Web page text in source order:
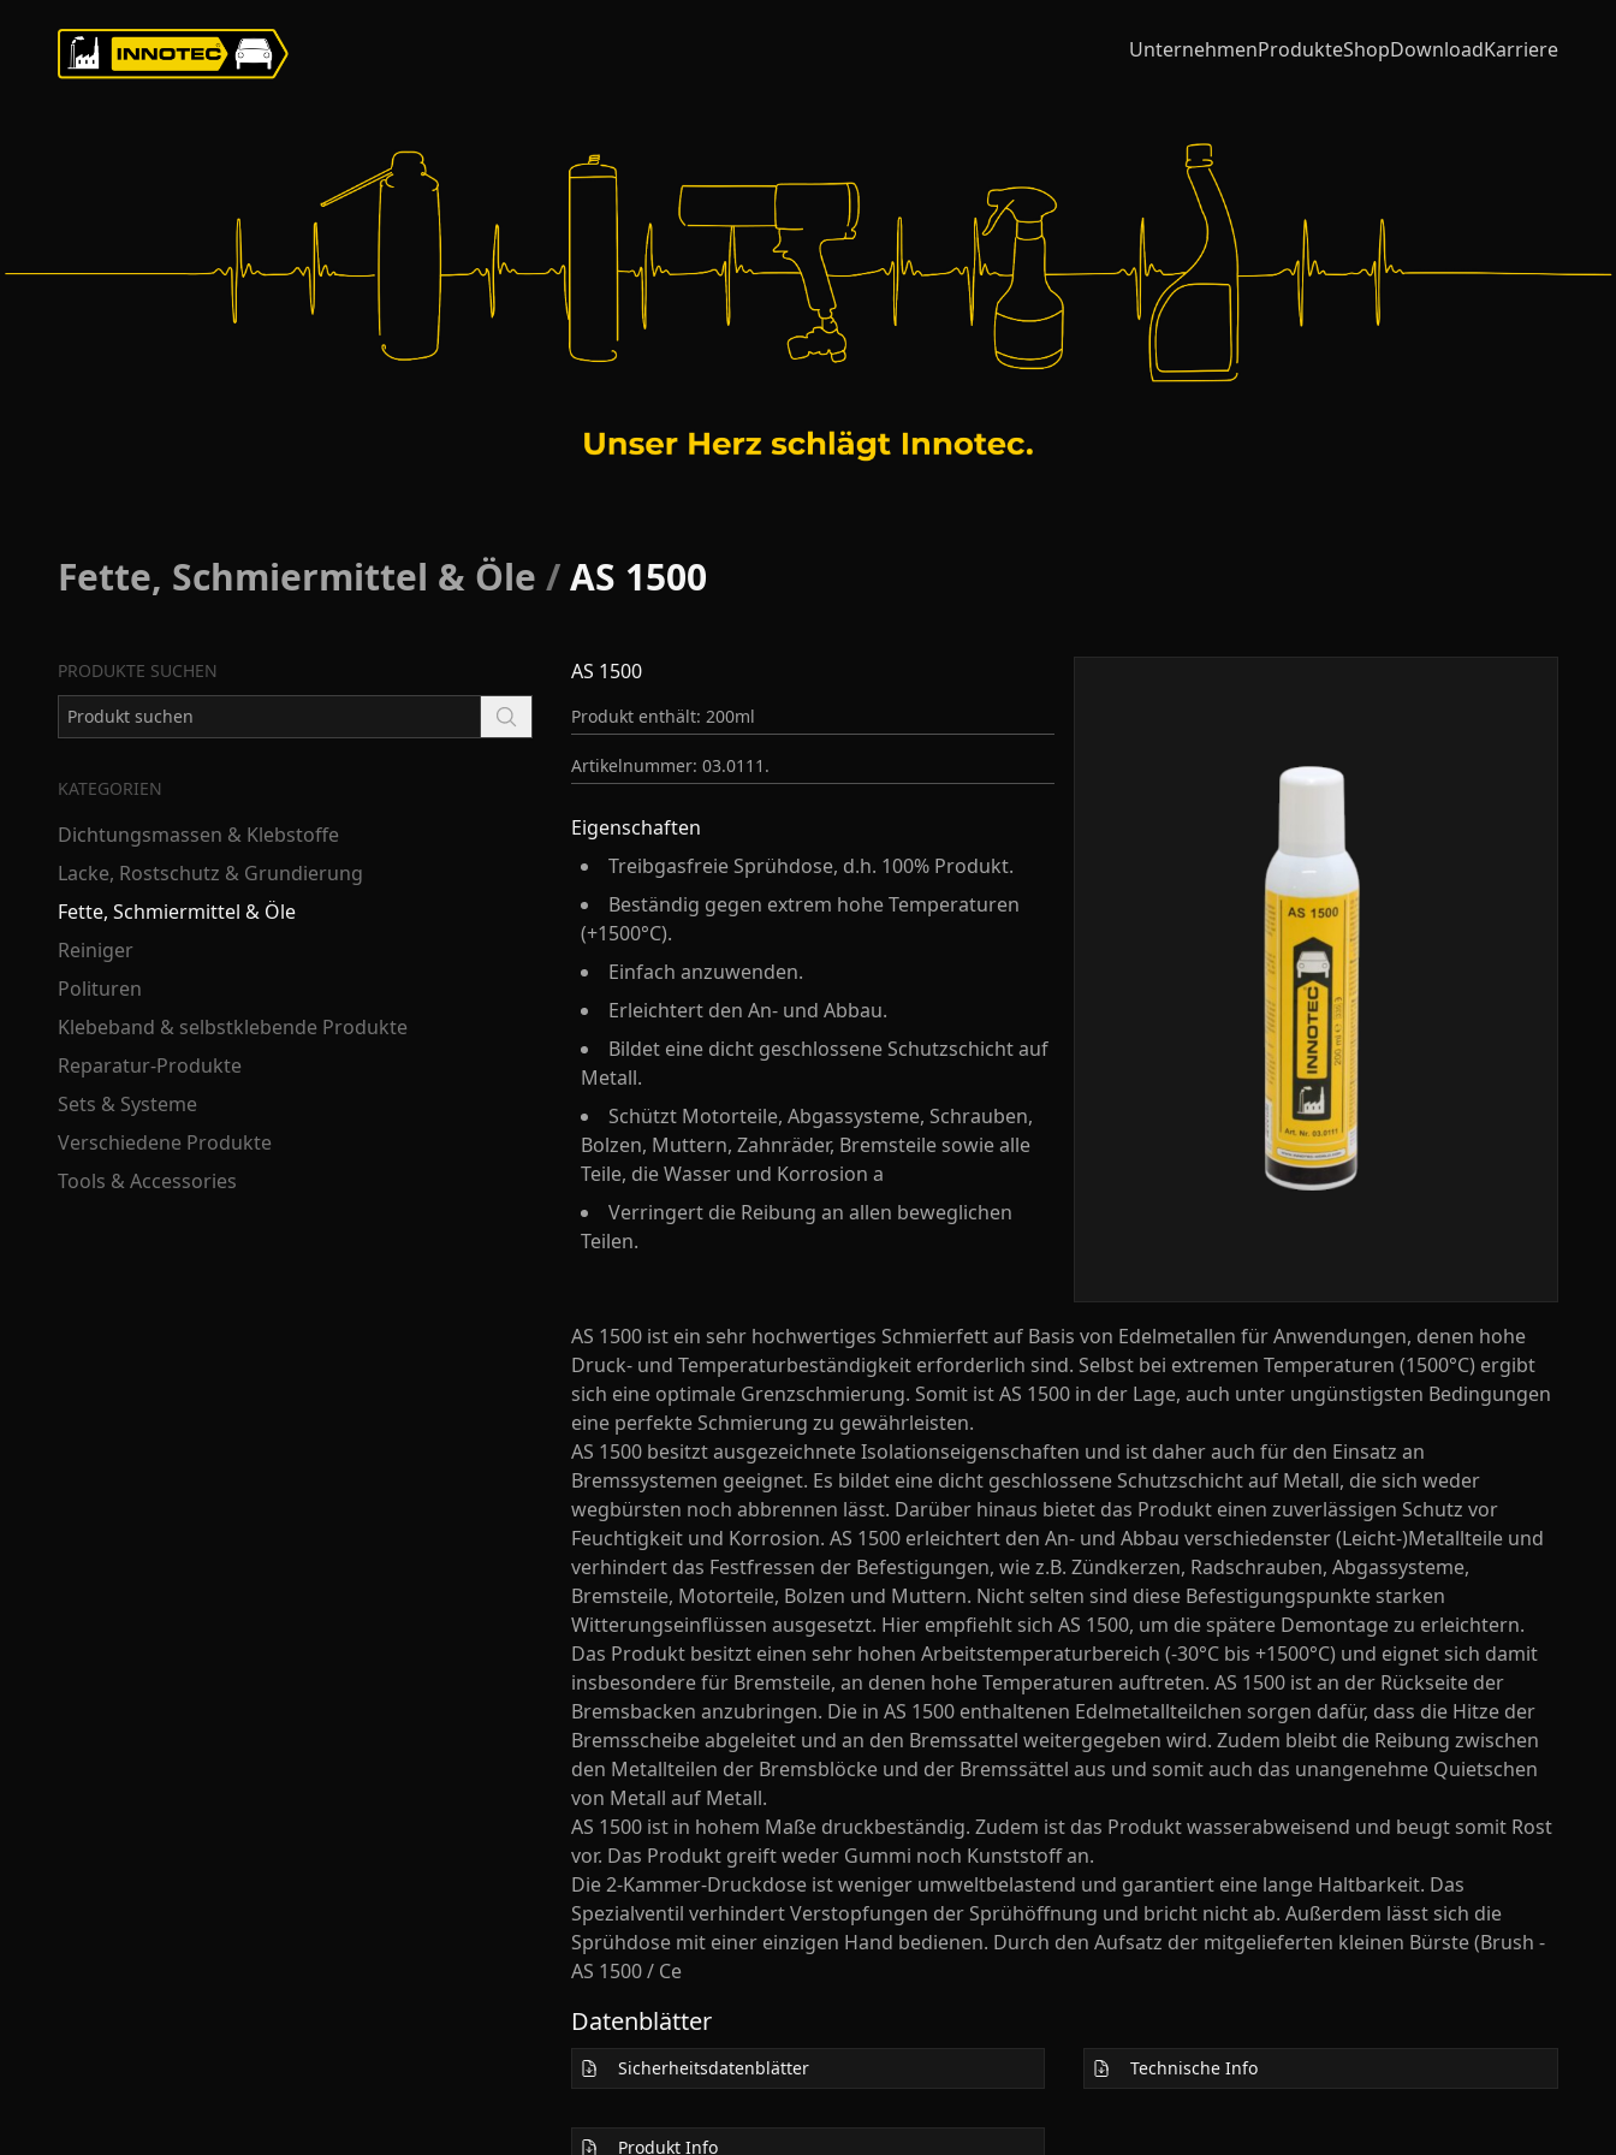
UnternehmenProdukteShopDownloadKarriere
Fette, Schmiermittel & Öle /AS 1500
PRODUKTE SUCHEN
KATEGORIEN
Dichtungsmassen & Klebstoffe
Lacke, Rostschutz & Grundierung
Fette, Schmiermittel & Öle
Reiniger
Polituren
Klebeband & selbstklebende Produkte
Reparatur-Produkte
Sets & Systeme
Verschiedene Produkte
Tools & Accessories
AS 1500
Produkt enthält: 200ml
Artikelnummer: 03.0111.
Eigenschaften
Treibgasfreie Sprühdose, d.h. 100% Produkt.
Beständig gegen extrem hohe Temperaturen
(+1500°C).
Einfach anzuwenden.
Erleichtert den An- und Abbau.
Bildet eine dicht geschlossene Schutzschicht auf
Metall.
Schützt Motorteile, Abgassysteme, Schrauben,
Bolzen, Muttern, Zahnräder, Bremsteile sowie alle
Teile, die Wasser und Korrosion a
Verringert die Reibung an allen beweglichen
Teilen.
AS 1500 ist ein sehr hochwertiges Schmierfett auf Basis von Edelmetallen für Anwendungen, denen hohe
Druck- und Temperaturbeständigkeit erforderlich sind. Selbst bei extremen Temperaturen (1500°C) ergibt
sich eine optimale Grenzschmierung. Somit ist AS 1500 in der Lage, auch unter ungünstigsten Bedingungen
eine perfekte Schmierung zu gewährleisten.
AS 1500 besitzt ausgezeichnete Isolationseigenschaften und ist daher auch für den Einsatz an
Bremssystemen geeignet. Es bildet eine dicht geschlossene Schutzschicht auf Metall, die sich weder
wegbürsten noch abbrennen lässt. Darüber hinaus bietet das Produkt einen zuverlässigen Schutz vor
Feuchtigkeit und Korrosion. AS 1500 erleichtert den An- und Abbau verschiedenster (Leicht-)Metallteile und
verhindert das Festfressen der Befestigungen, wie z.B. Zündkerzen, Radschrauben, Abgassysteme,
Bremsteile, Motorteile, Bolzen und Muttern. Nicht selten sind diese Befestigungspunkte starken
Witterungseinflüssen ausgesetzt. Hier empfiehlt sich AS 1500, um die spätere Demontage zu erleichtern.
Das Produkt besitzt einen sehr hohen Arbeitstemperaturbereich (-30°C bis +1500°C) und eignet sich damit
insbesondere für Bremsteile, an denen hohe Temperaturen auftreten. AS 1500 ist an der Rückseite der
Bremsbacken anzubringen. Die in AS 1500 enthaltenen Edelmetallteilchen sorgen dafür, dass die Hitze der
Bremsscheibe abgeleitet und an den Bremssattel weitergegeben wird. Zudem bleibt die Reibung zwischen
den Metallteilen der Bremsblöcke und der Bremssättel aus und somit auch das unangenehme Quietschen
von Metall auf Metall.
AS 1500 ist in hohem Maße druckbeständig. Zudem ist das Produkt wasserabweisend und beugt somit Rost
vor. Das Produkt greift weder Gummi noch Kunststoff an.
Die 2-Kammer-Druckdose ist weniger umweltbelastend und garantiert eine lange Haltbarkeit. Das
Spezialventil verhindert Verstopfungen der Sprühöffnung und bricht nicht ab. Außerdem lässt sich die
Sprühdose mit einer einzigen Hand bedienen. Durch den Aufsatz der mitgelieferten kleinen Bürste (Brush -
AS 1500 / Ce
Datenblätter
Sicherheitsdatenblätter Technische Info
Produkt Info